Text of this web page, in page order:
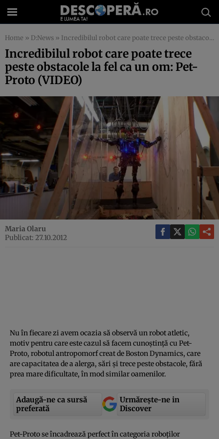
Home » D:News » Incredibilul robot care poate trece peste obstacole la fel ca un om: Pet-Proto (VIDEO)
Incredibilul robot care poate trece
peste obstacole la fel ca un om: Pet-
Proto (VIDEO)
Maria Olaru
Publicat: 27.10.2012
Nu în fiecare zi avem ocazia să observă un robot atletic,
motiv pentru care este cazul să facem cunoştinţă cu Pet-
Proto, robotul antropomorf creat de Boston Dynamics, care
are capacitatea de a alerga, sări şi trece peste obstacole, fără
prea mare dificultate, în mod similar oamenilor.
Adaugă-ne ca sursă
preferată
Urmărește-ne in
Discover
Pet-Proto se încadrează perfect în categoria roboţilor